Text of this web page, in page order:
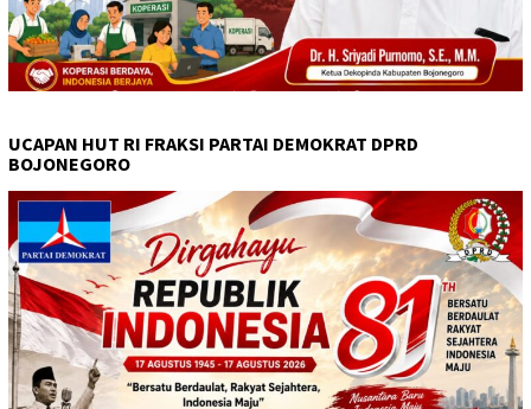
UCAPAN HUT RI FRAKSI PARTAI DEMOKRAT DPRD
BOJONEGORO